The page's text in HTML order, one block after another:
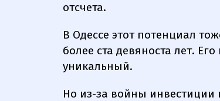
отсчета.
В Одессе этот потенциал
более ста девяноста лет.
уникальный.
Но из-за войны инвестиции